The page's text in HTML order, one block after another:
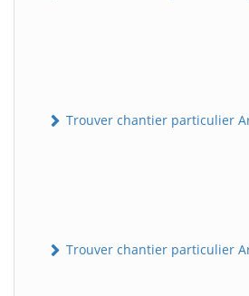
Trouver chantier particulier
Trouver chantier particulier